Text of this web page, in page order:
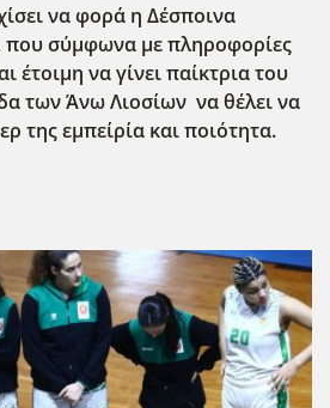
να φορά η Δέσποινα
σύμφωνα με πληροφορίες
έτοιμη να γίνει παίκτρια του
των Άνω Λιοσίων να θέλει να
της εμπείρία και ποιότητα.